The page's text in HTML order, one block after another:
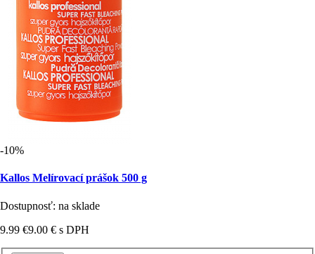
-10%
Kallos Melírovací prášok 500 g
Dostupnosť: na sklade
9.99 €9.00 € s DPH